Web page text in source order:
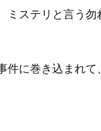
ミステリと言う
に巻き込まれ